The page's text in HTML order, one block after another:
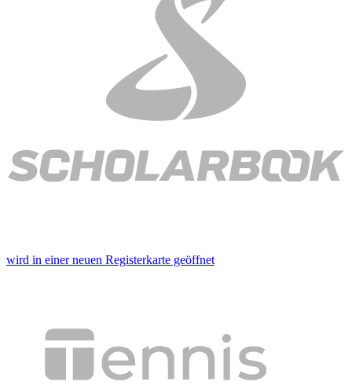
wird in einer neuen Registerkarte geöffnet